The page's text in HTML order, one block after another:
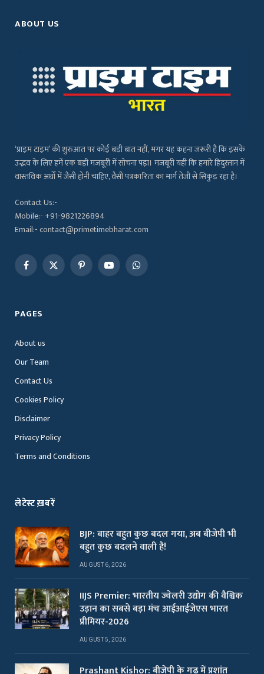
ABOUT US
‘प्राइम टाइम’ की शुरुआत पर कोई बड़ी बात नहीं, मगर यह कहना जरूरी है कि इसके
उद्भव के लिए हमें एक बड़ी मजबूरी में सोचना पड़ा। मजबूरी यही कि हमारे हिंदुस्तान में
वास्तविक अर्थों में जैसी होनी चाहिए, वैसी पत्रकारिता का मार्ग तेजी से सिकुड़ रहा है।
Contact Us:-
Mobile:- +91-9821226894
Email:- contact@primetimebharat.com
Facebook
X
PinterestYouTubeWhatsApp
PAGES
About us
Our Team
Contact Us
Cookies Policy
Disclaimer
Privacy Policy
Terms and Conditions
लेटेस्ट ख़बरें
BJP: बाहर बहुत कुछ बदल गया, अब बीजेपी भी
बहुत कुछ बदलने वाली है!
AUGUST 6, 2026
IIJS Premier: भारतीय ज्वेलरी उद्योग की वैश्विक
उड़ान का सबसे बड़ा मंच आईआईजेएस भारत
प्रीमियर-2026
AUGUST 5, 2026